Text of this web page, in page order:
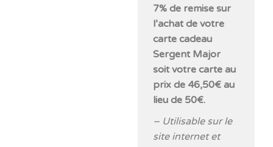
7% de remise sur
l’achat de votre
carte cadeau
Sergent Major
soit votre carte au
prix de 46,50€ au
lieu de 50€.
– Utilisable sur le
site internet et